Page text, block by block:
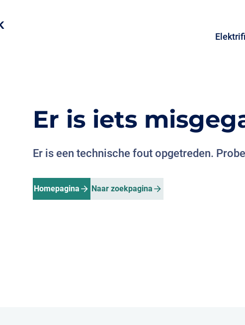
Er is iets
Er is een technische fout opgetreden.
Homepagina Naar zoekpagina